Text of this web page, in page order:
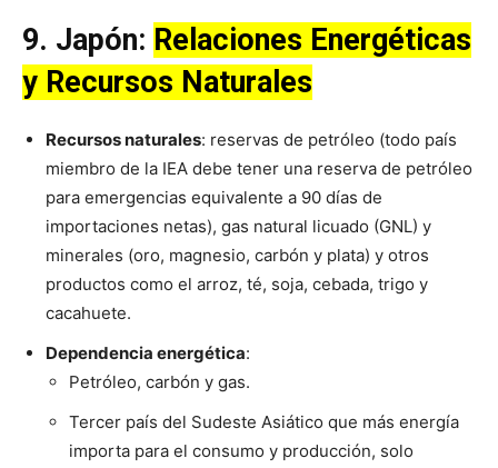
9. Japón: Relaciones Energéticas
y Recursos Naturales
Recursos naturales: reservas de petróleo (todo país
miembro de la IEA debe tener una reserva de petróleo
para emergencias equivalente a 90 días de
importaciones netas), gas natural licuado (GNL) y
minerales (oro, magnesio, carbón y plata) y otros
productos como el arroz, té, soja, cebada, trigo y
cacahuete.
Dependencia energética:
Petróleo, carbón y gas.
Tercer país del Sudeste Asiático que más energía
importa para el consumo y producción, solo